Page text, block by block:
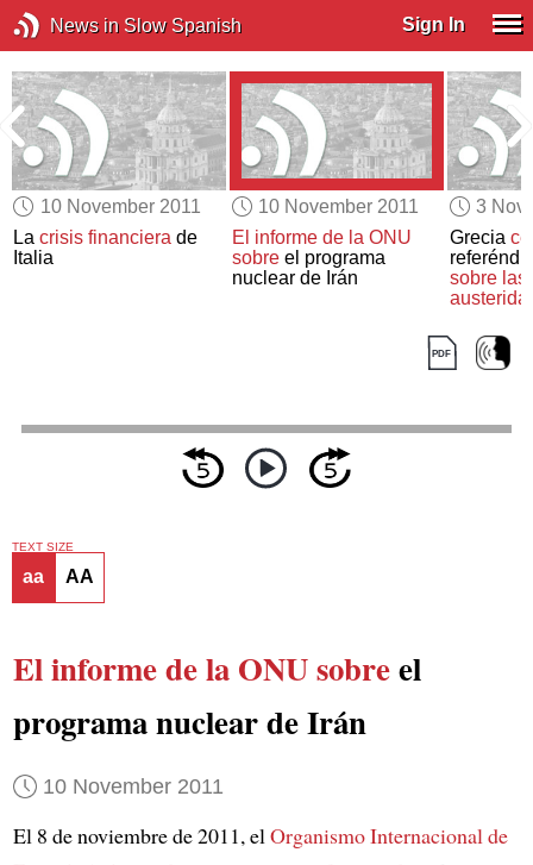
News in Slow Spanish Sign In
10 November 2011
Lacrisis financiera de
Italia
10 November 2011
El informe de la ONU
sobreel programa
nuclear de Irán
3
Grecia
sobre las
TEXT SIZE
aa AA
El informe de la ONU sobreel
programa nuclear de Irán
10 November 2011
El 8 de noviembre de 2011, elOrganismo Internacional de